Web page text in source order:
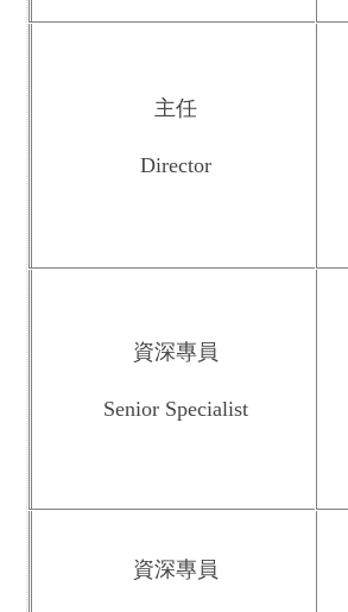
主任
Director
資深專員
Senior Specialist
資深專員